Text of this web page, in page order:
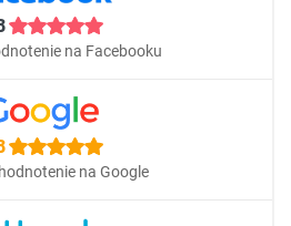
na Facebooku
na Google